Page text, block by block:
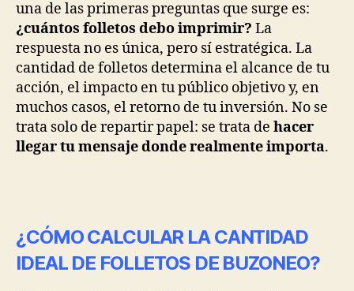
una de las primeras preguntas que surge es:
¿cuántos folletos debo imprimir? La
respuesta no es única, pero sí estratégica. La
cantidad de folletos determina el alcance de tu
acción, el impacto en tu público objetivo y, en
muchos casos, el retorno de tu inversión. No se
trata solo de repartir papel: se trata de hacer
llegar tu mensaje donde realmente importa.
¿CÓMO CALCULAR LA CANTIDAD
IDEAL DE FOLLETOS DE BUZONEO?